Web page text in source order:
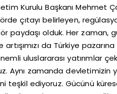
Kurulu Başkanı Mehmet
çıtayı belirleyen,
paydaşı olduk. Her
da Türkiye
uluslararası yatırımlar
Aynı zamanda devletimizin
teşkil ediyoruz. Gücünü